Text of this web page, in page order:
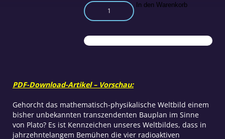
Das
Geheimnis
radioaktiven
Zerfalls
In den Warenkorb
PDF-Download-Artikel – Vorschau:
Gehorcht das mathematisch-physikalische Weltbild einem
bisher unbekannten transzendenten Bauplan im Sinne
von Plato? Es ist Kennzeichen unseres Weltbildes, dass in
jahrzehntelangem Bemühen die vier radioaktiven